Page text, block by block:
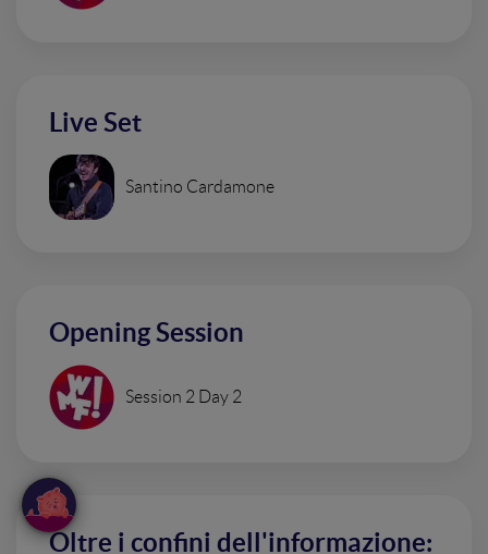
Live Set
Santino Cardamone
Opening Session
Session 2 Day 2
Oltre i confini dell'informazione: